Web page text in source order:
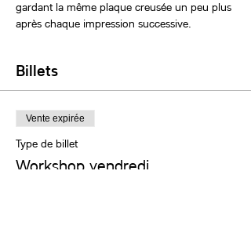
gardant la même plaque creusée un peu plus
après chaque impression successive.
Billets
Vente expirée
Type de billet
Workshop vendredi